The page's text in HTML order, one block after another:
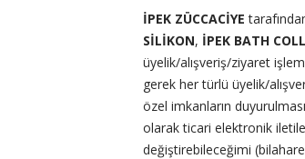
İPEK ZÜCCACİYE
SİLİKON, İPEK BATH
üyelik/alışveriş/ziyaret
gerek her türlü üyelik/
özel imkanların
olarak ticari elektronik
değiştirebileceğimi